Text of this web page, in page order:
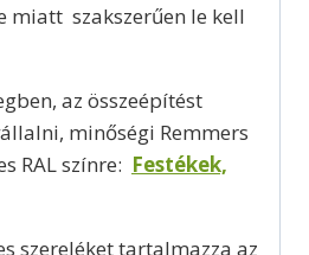
miatt szakszerűen le kell
az összeépítést
minőségi Remmers
RAL színre: Festékek,
szereléket tartalmazza az